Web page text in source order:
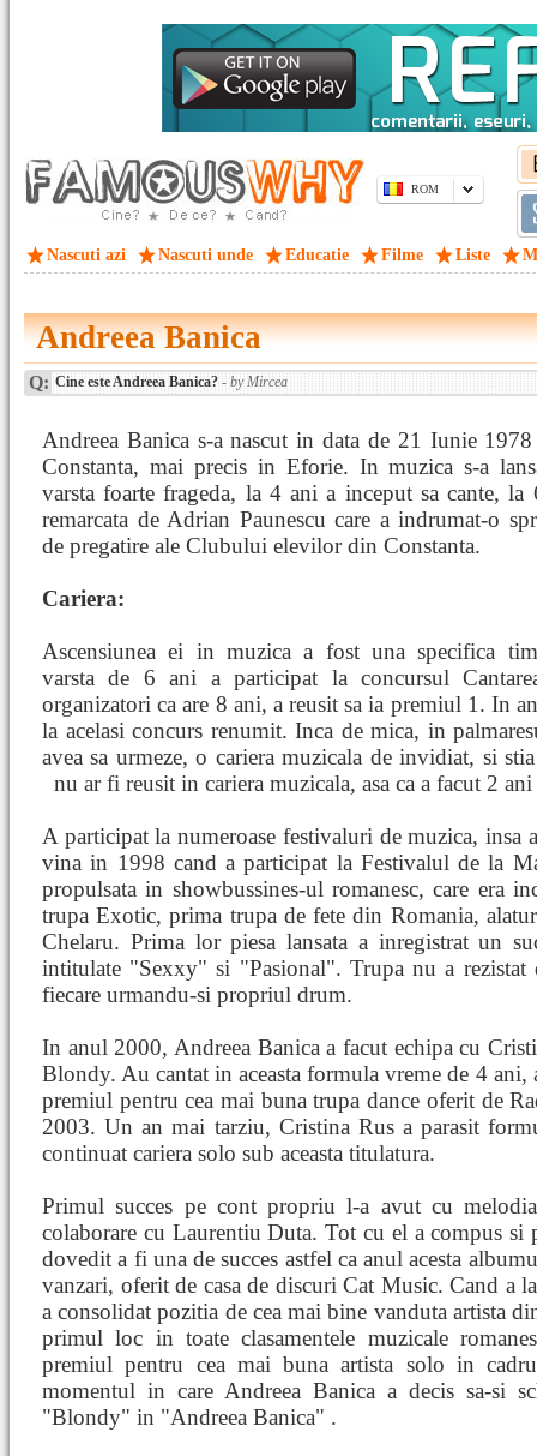
ROM
Nascuti azi Nascuti unde Educatie Filme Liste
Andreea Banica
Q: Cine este Andreea Banica? - by Mircea
Andreea Banica s-a nascut in data de 21 Iunie
Constanta, mai precis in Eforie. In muzica s-a
varsta foarte frageda, la 4 ani a inceput sa cante,
remarcata de Adrian Paunescu care a indrumat-o
de pregatire ale Clubului elevilor din Constanta.
Cariera:
Ascensiunea ei in muzica a fost una specifica
varsta de 6 ani a participat la concursul
organizatori ca are 8 ani, a reusit sa ia premiul 1. In
la acelasi concurs renumit. Inca de mica, in
avea sa urmeze, o cariera muzicala de invidiat, si
nu ar fi reusit in cariera muzicala, asa ca a facut 2
A participat la numeroase festivaluri de muzica, insa
vina in 1998 cand a participat la Festivalul de la
propulsata in showbussines-ul romanesc, care era
trupa Exotic, prima trupa de fete din Romania,
Chelaru. Prima lor piesa lansata a inregistrat un
intitulate "Sexxy" si "Pasional". Trupa nu a rezistat
fiecare urmandu-si propriul drum.
In anul 2000, Andreea Banica a facut echipa cu
Blondy. Au cantat in aceasta formula vreme de 4 ani,
premiul pentru cea mai buna trupa dance oferit de
2003. Un an mai tarziu, Cristina Rus a parasit
continuat cariera solo sub aceasta titulatura.
Primul succes pe cont propriu l-a avut cu
colaborare cu Laurentiu Duta. Tot cu el a compus
dovedit a fi una de succes astfel ca anul acesta
vanzari, oferit de casa de discuri Cat Music. Cand a
a consolidat pozitia de cea mai bine vanduta artista
primul loc in toate clasamentele muzicale
premiul pentru cea mai buna artista solo in
momentul in care Andreea Banica a decis sa-si
"Blondy" in "Andreea Banica" .